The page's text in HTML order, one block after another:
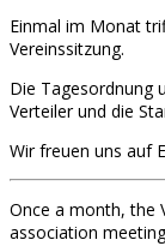
Einmal im Monat
Vereinssitzung.
Die Tagesordnung
Verteiler und die
Wir freuen uns auf
Once a month, the
association